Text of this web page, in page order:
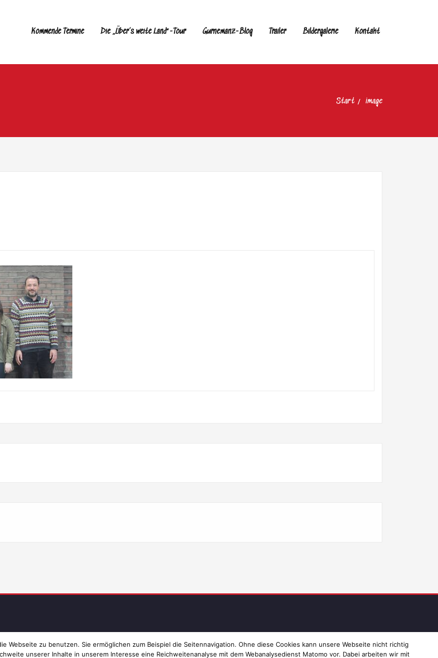
Kommende Termine Die „Über’s weite Land“-Tour Gurnemanz-Blog Trailer Bildergalerie Kontakt
Start image
Impressum und Datenschutz
Webseite zu benutzen. Sie ermöglichen zum Beispiel die Seitennavigation. Ohne diese Cookies kann unsere Webseite nicht richtig
unserer Inhalte in unserem Interesse eine Reichweitenanalyse mit dem Webanalysedienst Matomo vor. Dabei arbeiten wir mit